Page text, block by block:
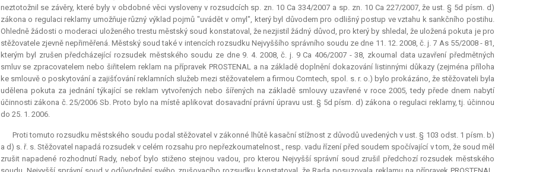
neztotožnil se závěry, které byly v obdobné věci vysloveny v rozsudcích sp. zn. 10 Ca 334/2007 a sp. zn. 10 Ca 227/2007, že ust. § 5d písm. d)
zákona o regulaci reklamy umožňuje různý výklad pojmů "uvádět v omyl", který byl důvodem pro odlišný postup ve vztahu k sankčního postihu.
Ohledně žádosti o moderaci uloženého trestu městský soud konstatoval, že nezjistil žádný důvod, pro který by shledal, že uložená pokuta je pro
stěžovatele zjevně nepřiměřená. Městský soud také v intencích rozsudku Nejvyššího správního soudu ze dne 11. 12. 2008, č. j. 7 As 55/2008 - 81,
kterým byl zrušen předcházející rozsudek městského soudu ze dne 9. 4. 2008, č. j. 9 Ca 406/2007 - 38, zkoumal data uzavření předmětných
smluv se zpracovatelem nebo šiřitelem reklam na přípravek PROSTENAL a na základě doplnění dokazování listinnými důkazy (zejména příloha
ke smlouvě o poskytování a zajišťování reklamních služeb mezi stěžovatelem a firmou Comtech, spol. s. r. o.) bylo prokázáno, že stěžovateli byla
udělena pokuta za jednání týkající se reklam vytvořených nebo šířených na základě smlouvy uzavřené v roce 2005, tedy přede dnem nabytí
účinnosti zákona č. 25/2006 Sb. Proto bylo na místě aplikovat dosavadní právní úpravu ust. § 5d písm. d) zákona o regulaci reklamy, tj. účinnou
do 25. 1. 2006.
Proti tomuto rozsudku městského soudu podal stěžovatel v zákonné lhůtě kasační stížnost z důvodů uvedených v ust. § 103 odst. 1 písm. b)
a d) s. ř. s. Stěžovatel napadá rozsudek v celém rozsahu pro nepřezkoumatelnost., resp. vadu řízení před soudem spočívající v tom, že soud měl
zrušit napadené rozhodnutí Rady, neboť bylo stiženo stejnou vadou, pro kterou Nejvyšší správní soud zrušil předchozí rozsudek městského